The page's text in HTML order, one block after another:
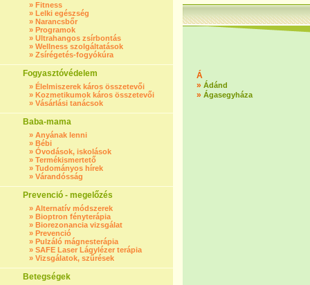
» Fitness
» Lelki egészség
» Narancsbőr
» Programok
» Ultrahangos zsírbontás
» Wellness szolgáltatások
» Zsírégetés-fogyókúra
Fogyasztóvédelem
» Élelmiszerek káros összetevői
» Kozmetikumok káros összetevői
» Vásárlási tanácsok
Baba-mama
» Anyának lenni
» Bébi
» Óvodások, iskolások
» Termékismertető
» Tudományos hírek
» Várandósság
Prevenció - megelőzés
» Alternatív módszerek
» Bioptron fényterápia
» Biorezonancia vizsgálat
» Prevenció
» Pulzáló mágnesterápia
» SAFE Laser Lágylézer terápia
» Vizsgálatok, szűrések
Betegségek
Á
» Ádánd
» Ágasegyháza